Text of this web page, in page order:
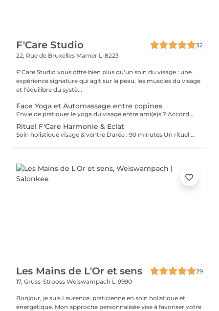
F'Care Studio
32
22, Rue de Bruxelles Mamer L-8223
F'Care Studio vous offre bien plus qu'un soin du visage : une
expérience signature qui agit sur la peau, les muscles du visage
et l'équilibre du systè...
Face Yoga et Automassage entre copines
Envie de pratiquer le yoga du visage entre ami(e)s ? Accordez-vous un moment de détente et de partage, tout en apprenant les pratiques de Yoga facial et de l'automassage. Des solutions naturelles et efficaces pour tonifier, lisser, restructurer le visage, et raviver l'éclat. Franciane adapte le contenu du cours selon votre tranche d'âge, vos préoccupations et envies. Les cours collectifs sont proposés pour des groupes de 3 à 10 personnes. Prix dégressif à partir de 5 participantes Cours de 60 minutes en présentiel chez F'Care Studio, 22 rue de Bruxelles, L-8223 Mamer (Luxembourg).
Rituel F'Care Harmonie & Eclat
Soin holistique visage & ventre Durée : 90 minutes Un rituel profondément rééquilibrant qui relie le ventre, le visage et le système nerveux pour libérer les tensions accumulées, alléger le corps et révéler l'éclat naturel du visage. Le Rituel F'Care Harmonie & Éclat débute par un massage abdominal inspiré du Chi Nei Tsang, associé à des techniques de drainage et de travail manuel profond visant à relâcher les tensions physiques et émotionnelles logées dans le ventre. Cette première étape favorise une sensation de légèreté, améliore la circulation et invite le corps à un profond lâcher-prise. Le soin se poursuit avec un massage de la nuque, du cuir chevelu et un massage Face Sculpting sur mesure du visage., Les tensions musculaires se relâchent, les traits se défatiguent, les volumes du visage retrouvent davantage d'harmonie et la peau révèle un éclat plus frais et lumineux. Chaque séance est adaptée aux besoins du moment afin d'accompagner le visage et le corps vers un équilibre plus global. Bienfaits du rituel : Libération des tensions abdominales et émotionnelles Sensation de légèreté et de fluidité dans le corps Relâchement des tensions du visage, de la nuque et des trapèzes Drainage et stimulation de la circulation Traits plus détendus et visage plus lumineux Soutien de l'équilibre global du corps et du système nerveux Résultat : Le ventre se relâche, la respiration devient plus fluide, le visage retrouve de la douceur et de l'éclat. Le corps s'allège, l'esprit s'apaise et une sensation profonde d'harmonie intérieure s'installe.
Les Mains de L'Or et sens
29
17, Gruss-Strooss Weiswampach L-9990
Bonjour, je suis Laurence, praticienne en soin holistique et
énergétique. Mon approche personnalisée vise à favoriser votre